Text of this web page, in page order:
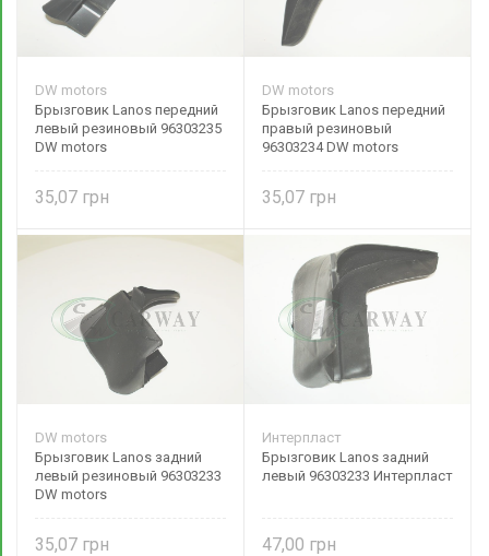
DW motors
Брызговик Lanos передний
левый резиновый 96303235
DW motors
35,07
DW motors
Брызговик Lanos передний
правый резиновый
96303234 DW motors
35,07
DW motors
Брызговик Lanos задний
левый резиновый 96303233
DW motors
35,07
Интерпласт
Брызговик Lanos задний
левый 96303233 Интерпласт
47,00